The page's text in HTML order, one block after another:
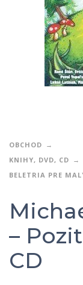
OBCHOD
KNIHY, DVD, CD
BELETRIA PRE
–
CD